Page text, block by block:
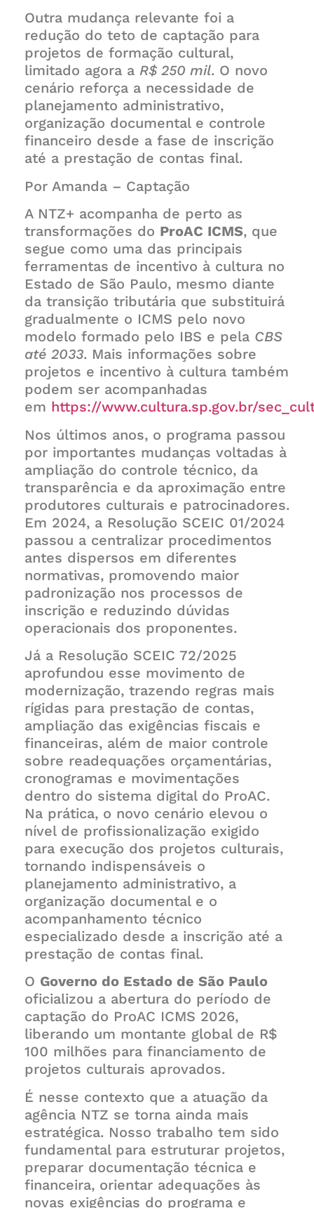
Outra mudança relevante foi a
redução do teto de captação para
projetos de formação cultural,
limitado agora a R$ 250 mil. O novo
cenário reforça a necessidade de
planejamento administrativo,
organização documental e controle
financeiro desde a fase de inscrição
até a prestação de contas final.
Por Amanda – Captação
A NTZ+ acompanha de perto as
transformações do ProAC ICMS, que
segue como uma das principais
ferramentas de incentivo à cultura no
Estado de São Paulo, mesmo diante
da transição tributária que substituirá
gradualmente o ICMS pelo novo
modelo formado pelo IBS e pela CBS
até 2033. Mais informações sobre
projetos e incentivo à cultura também
podem ser acompanhadas
em https://www.cultura.sp.gov.br/
Nos últimos anos, o programa passou
por importantes mudanças voltadas à
ampliação do controle técnico, da
transparência e da aproximação entre
produtores culturais e patrocinadores.
Em 2024, a Resolução SCEIC 01/2024
passou a centralizar procedimentos
antes dispersos em diferentes
normativas, promovendo maior
padronização nos processos de
inscrição e reduzindo dúvidas
operacionais dos proponentes.
Já a Resolução SCEIC 72/2025
aprofundou esse movimento de
modernização, trazendo regras mais
rígidas para prestação de contas,
ampliação das exigências fiscais e
financeiras, além de maior controle
sobre readequações orçamentárias,
cronogramas e movimentações
dentro do sistema digital do ProAC.
Na prática, o novo cenário elevou o
nível de profissionalização exigido
para execução dos projetos culturais,
tornando indispensáveis o
planejamento administrativo, a
organização documental e o
acompanhamento técnico
especializado desde a inscrição até a
prestação de contas final.
O Governo do Estado de São Paulo
oficializou a abertura do período de
captação do ProAC ICMS 2026,
liberando um montante global de R$
100 milhões para financiamento de
projetos culturais aprovados.
É nesse contexto que a atuação da
agência NTZ se torna ainda mais
estratégica. Nosso trabalho tem sido
fundamental para estruturar projetos,
preparar documentação técnica e
financeira, orientar adequações às
novas exigências do programa e